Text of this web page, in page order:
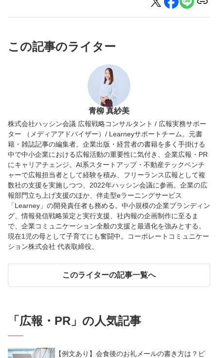
この記事のライター
青柳 真紗美
株式会社ハッシン会議 広報戦略コンサルタント / 広報実務サポー
ター （メディアアドバイザー）/ Learneyサポートチーム。元書
籍・雑誌記事の編集者。企業出版・経営者の書籍を多く手掛ける
中で中小企業における広報活動の重要性に気付き、企業広報・PR
にキャリアチェンジ。AI系スタートアップ・不動産テックベンチ
ャーで広報担当者として経験を積み、フリーランス広報として複
数社の支援を実施しつつ、2022年ハッシン会議に参画。企業の広
報部門立ち上げ支援のほか、伴走型eラーニングサービス
「Learney」の開発責任者も務める。中小規模の企業ブランディン
グ、情報発信戦略策定と実行支援、社内報の企画制作に至るま
で、企業コミュニケーション全般の支援と最適化を強みとする。
現在1児の母として子育てにも奮闘中。コーポレートコミュニケー
ション株式会社 代表取締役。
このライターの記事一覧へ
「 広報・PR 」の人気記事
【例文あり】会食後のお礼メールの書き方は？ビ